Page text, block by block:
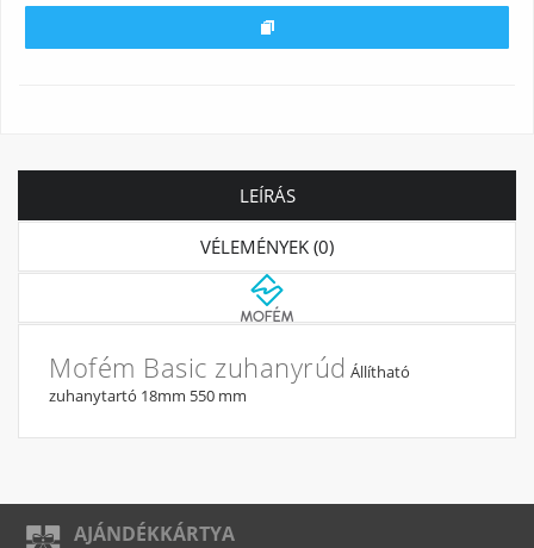
LEÍRÁS
VÉLEMÉNYEK (0)
Mofém Basic zuhanyrúd Állítható
zuhanytartó 18mm 550 mm
AJÁNDÉKKÁRTYA